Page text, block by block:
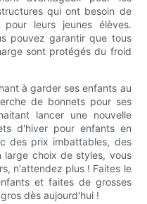
qui ont besoin de
leurs jeunes élèves.
pouvez garantir que tous
sont protégés du froid
à garder ses enfants au
de bonnets pour ses
lancer une nouvelle
d'hiver pour enfants en
des prix imbattables, des
large choix de styles, vous
n'attendez plus ! Faites le
et faites de grosses
dès aujourd'hui !